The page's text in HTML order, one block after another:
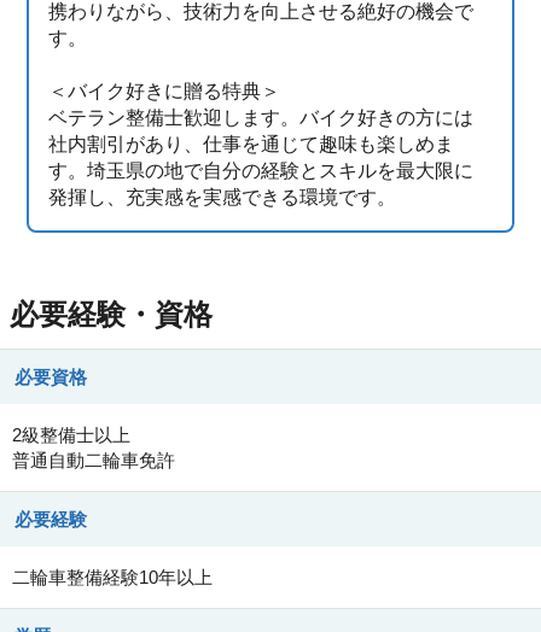
携わりながら、技術力を向上させる絶好の機会で
す。
＜バイク好きに贈る特典＞
ベテラン整備士歓迎します。バイク好きの方には
社内割引があり、仕事を通じて趣味も楽しめま
す。埼玉県の地で自分の経験とスキルを最大限に
発揮し、充実感を実感できる環境です。
必要経験・資格
必要資格
2級整備士以上
普通自動二輪車免許
必要経験
二輪車整備経験10年以上